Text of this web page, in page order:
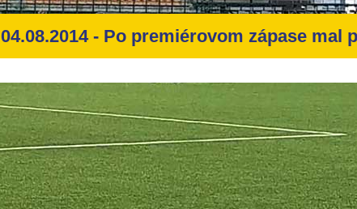
04.08.2014 - Po premiérovom zápase mal